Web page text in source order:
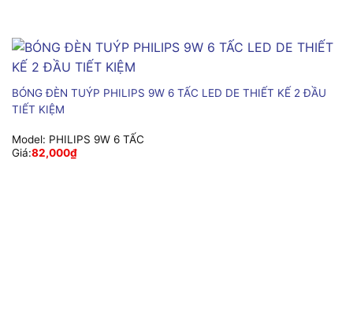
BÓNG ĐÈN TUÝP PHILIPS 9W 6 TẤC LED DE THIẾT KẾ 2 ĐẦU
TIẾT KIỆM
Model: PHILIPS 9W 6 TẤC
Giá:82,000₫